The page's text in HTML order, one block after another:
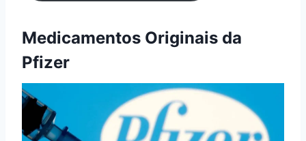
Medicamentos Originais da
Pfizer